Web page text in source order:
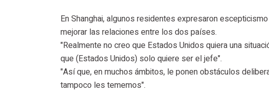
En Shanghai, algunos residentes expresaron
mejorar las relaciones entre los dos países.
"Realmente no creo que Estados Unidos quiera una
que (Estados Unidos) solo quiere ser el jefe".
"Así que, en muchos ámbitos, le ponen obstáculos
tampoco les tememos".